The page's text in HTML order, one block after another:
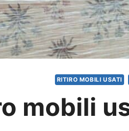
RITIRO MOBILI USATI
mobili